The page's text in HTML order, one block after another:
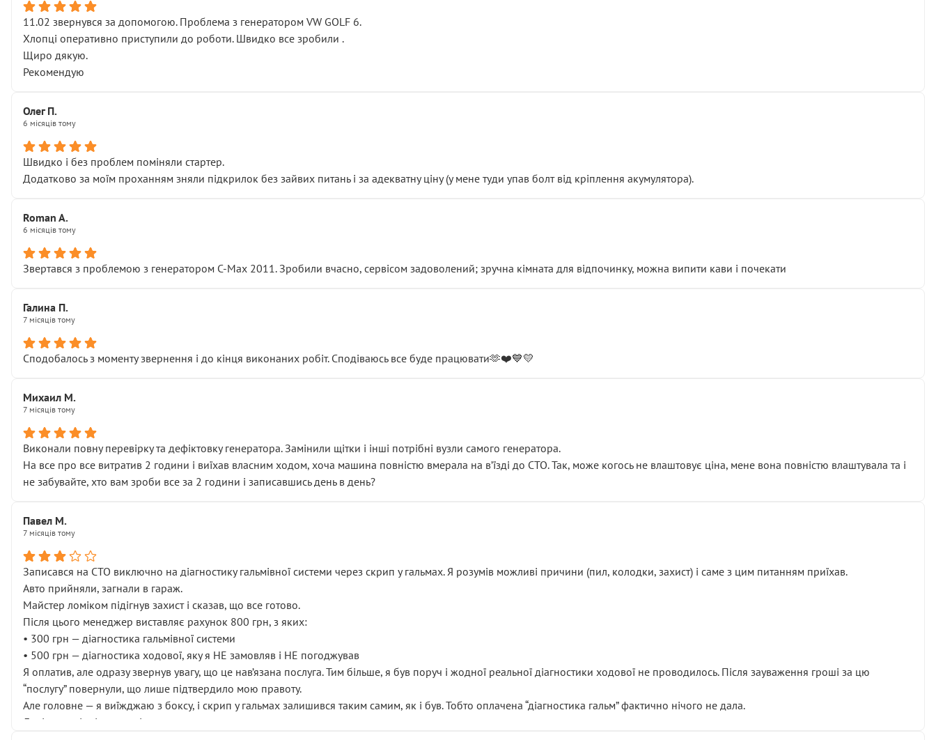
11.02 звернувся за допомогою. Проблема з генератором VW GOLF 6.
Хлопці оперативно приступили до роботи. Швидко все зробили .
Щиро дякую.
Рекомендую
Олег П.
6 місяців тому
Швидко і без проблем поміняли стартер.
Додатково за моїм проханням зняли підкрилок без зайвих питань і за адекватну ціну (у мене туди упав болт від кріплення акумулятора).
Roman A.
6 місяців тому
Звертався з проблемою з генератором C-Max 2011. Зробили вчасно, сервісом задоволений; зручна кімната для відпочинку, можна випити кави і почекати
Галина П.
7 місяців тому
Сподобалось з моменту звернення і до кінця виконаних робіт. Сподіваюсь все буде працювати🫶❤️💙💛
Михаил М.
7 місяців тому
Виконали повну перевірку та дефіктовку генератора. Замінили щітки і інші потрібні вузли самого генератора.
На все про все витратив 2 години і виїхав власним ходом, хоча машина повністю вмерала на вʼїзді до СТО. Так, може когось не влаштовує ціна, мене вона повністю влаштувала та і
не забувайте, хто вам зроби все за 2 години і записавшись день в день?
Павел М.
7 місяців тому
Записався на СТО виключно на діагностику гальмівної системи через скрип у гальмах. Я розумів можливі причини (пил, колодки, захист) і саме з цим питанням приїхав.
Авто прийняли, загнали в гараж.
Майстер ломіком підігнув захист і сказав, що все готово.
Після цього менеджер виставляє рахунок 800 грн, з яких:
• 300 грн — діагностика гальмівної системи
• 500 грн — діагностика ходової, яку я НЕ замовляв і НЕ погоджував
Я оплатив, але одразу звернув увагу, що це нав’язана послуга. Тим більше, я був поруч і жодної реальної діагностики ходової не проводилось. Після зауваження гроші за цю
“послугу” повернули, що лише підтвердило мою правоту.
Але головне — я виїжджаю з боксу, і скрип у гальмах залишився таким самим, як і був. Тобто оплачена “діагностика гальм” фактично нічого не дала.
Далі ситуація тільки погіршилась: